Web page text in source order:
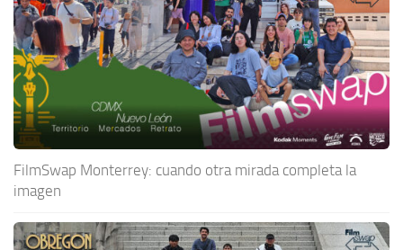
FilmSwap Monterrey: cuando otra mirada completa la
imagen